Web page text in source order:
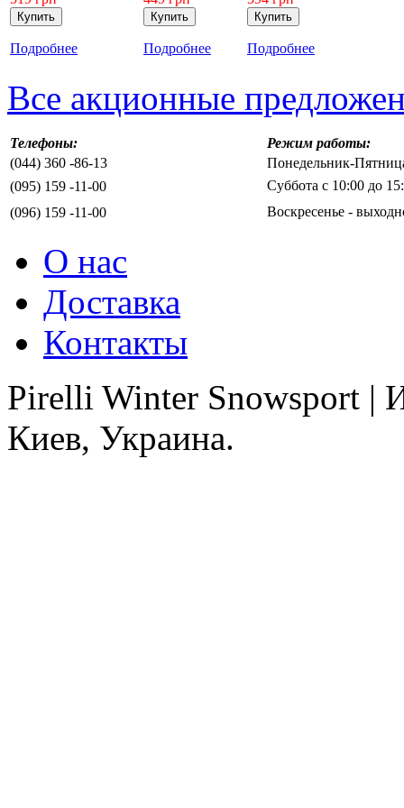
Подробнее Подробнее Подробнее
Все акционные
Телефоны:
Режим работы:
(044) 360 -86-13
Понедельник-
(095) 159 -11-00
Суббота с 10:00 до
(096) 159 -11-00
Воскресенье -
О нас
Доставка
Контакты
Pirelli Winter Snowsport |
Киев, Украина.